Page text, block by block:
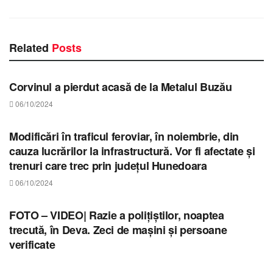
Related Posts
STIRI HUNEDOARA
Corvinul a pierdut acasă de la Metalul Buzău
06/10/2024
Modificări în traficul feroviar, în noiembrie, din
cauza lucrărilor la infrastructură. Vor fi afectate și
trenuri care trec prin județul Hunedoara
06/10/2024
FOTO – VIDEO| Razie a polițiștilor, noaptea
trecută, în Deva. Zeci de mașini și persoane
verificate